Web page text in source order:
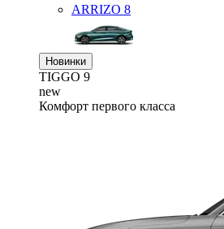
ARRIZO 8
Новинки
TIGGO 9
new
Комфорт первого класса